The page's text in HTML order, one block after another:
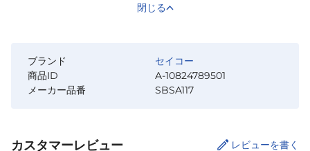
閉じる
ブランド
セイコー
商品ID
A-10824789501
メーカー品番
SBSA117
カスタマーレビュー レビューを書く